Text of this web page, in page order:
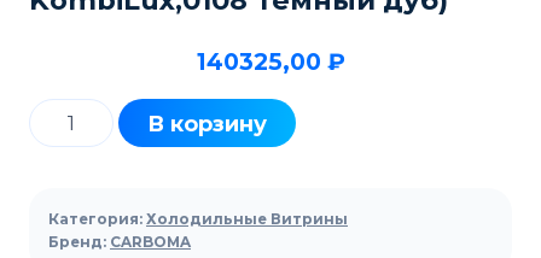
140325,00 ₽
Количество
товара
холодильная
Carboma
В корзину
Категория: Холодильные Витрины
Бренд: CARBOMA